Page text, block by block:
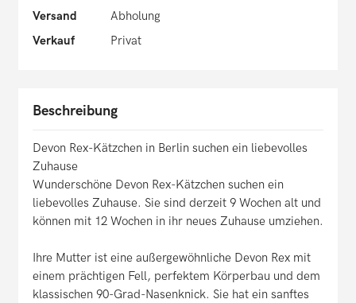
Versand
Abholung
Verkauf
Privat
Beschreibung
Devon Rex-Kätzchen in Berlin suchen ein liebevolles
Zuhause
Wunderschöne Devon Rex-Kätzchen suchen ein
liebevolles Zuhause. Sie sind derzeit 9 Wochen alt und
können mit 12 Wochen in ihr neues Zuhause umziehen.
Ihre Mutter ist eine außergewöhnliche Devon Rex mit
einem prächtigen Fell, perfektem Körperbau und dem
klassischen 90-Grad-Nasenknick. Sie hat ein sanftes